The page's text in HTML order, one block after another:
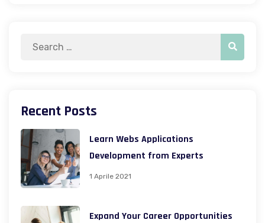
Recent Posts
Learn Webs Applications
Development from Experts
1 Aprile 2021
Expand Your Career Opportunities